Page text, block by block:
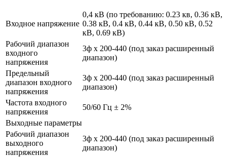
Входное напряжение
0,4 кВ (по требованию: 0.23 кв, 0.36 кВ,
0.38 кВ, 0.4 кВ, 0.44 кВ, 0.50 кВ, 0.52
кВ, 0.69 кВ)
Рабочий диапазон
входного
напряжения
3ф х 200-440 (под заказ расширенный
диапазон)
Предельный
диапазон входного
напряжения
3ф х 200-440 (под заказ расширенный
диапазон)
Частота входного
напряжения
50/60 Гц ± 2%
Выходные параметры
Рабочий диапазон
выходного
напряжения
3ф х 200-440 (под заказ расширенный
диапазон)